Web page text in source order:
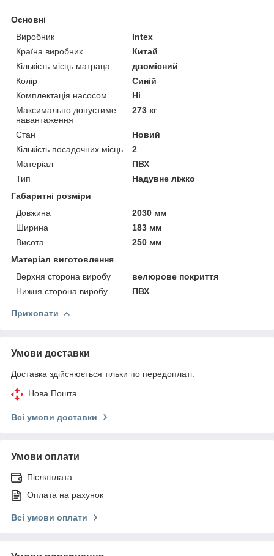
Основні
Виробник
Intex
Країна виробник
Китай
Кількість місць матраца
двомісний
Колір
Синій
Комплектація насосом
Ні
Максимально допустиме
навантаження
273 кг
Стан
Новий
Кількість посадочних місць
2
Матеріал
ПВХ
Тип
Надувне ліжко
Габаритні розміри
Довжина
2030 мм
Ширина
183 мм
Висота
250 мм
Матеріал виготовлення
Верхня сторона виробу
велюрове покриття
Нижня сторона виробу
ПВХ
Приховати
Умови доставки
Доставка здійснюється тільки по передоплаті.
Нова Пошта
Всі умови доставки
Умови оплати
Післяплата
Оплата на рахунок
Всі умови оплати